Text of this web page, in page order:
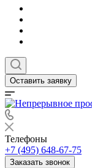
Оставить заявку
Телефоны
+7 (495) 648-67-75
Заказать звонок